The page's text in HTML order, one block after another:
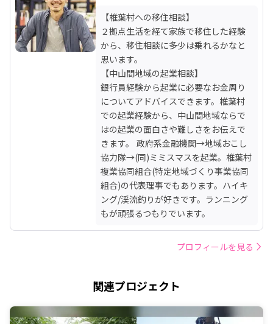
【椎葉村への移住相談】
２拠点生活を経て家族で移住した経験
から、移住相談に多少は乗れるかなと
思います。
【中山間地域の起業相談】
銀行員経験から起業に必要なお金周り
についてアドバイスできます。椎葉村
での起業経験から、中山間地域ならで
はの起業の面白さや難しさをお伝えで
きます。 政府系金融機関→地域おこし
協力隊→(同)ミミスマスを起業。椎葉村
複業協同組合(特定地域づくり事業協同
組合)の代表理事でもあります。ハイキ
ング/渓流釣りが好きです。ランニング
もが頑張るつもりでいます。
プロフィールを見る
関連プロジェクト